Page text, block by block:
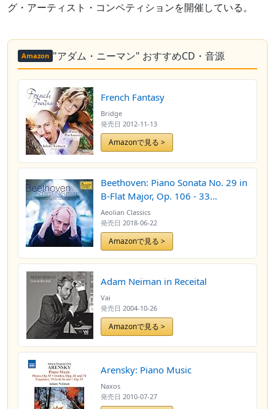
グ・アーティスト・コンペティションを開催している。
Amazon "アダム・ニーマン" おすすめCD・音源
French Fantasy
Bridge
発売日 2012-11-13
Amazonで見る >
Beethoven: Piano Sonata No. 29 in
B-Flat Major, Op. 106 - 33
Variations on a Waltz by Diabelli,
Op. 120
Aeolian Classics
発売日 2018-06-22
Amazonで見る >
Adam Neiman in Receital
Vai
発売日 2004-10-26
Amazonで見る >
Arensky: Piano Music
Naxos
発売日 2010-07-27